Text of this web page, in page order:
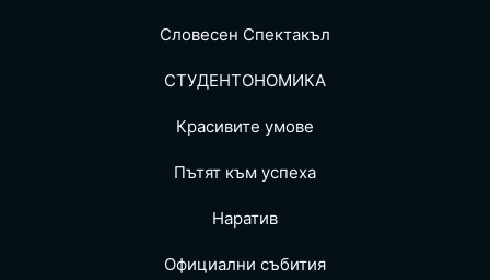
Словесен Спектакъл
СТУДЕНТОНОМИКА
Красивите умове
Пътят към успеха
Наратив
Официални събития